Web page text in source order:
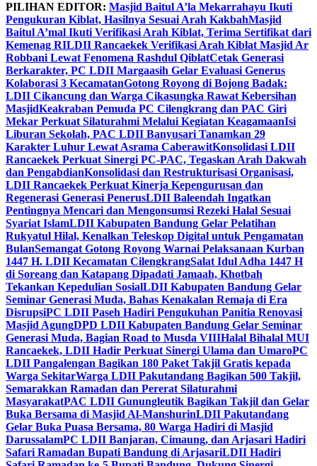
PILIHAN EDITOR: Masjid Baitul A’la Mekarrahayu Ikuti
Pengukuran Kiblat, Hasilnya Sesuai Arah KakbahMasjid
Baitul A’mal Ikuti Verifikasi Arah Kiblat, Terima Sertifikat dari
Kemenag RILDII Rancaekek Verifikasi Arah Kiblat Masjid Ar
Robbani Lewat Fenomena Rashdul QiblatCetak Generasi
Berkarakter, PC LDII Margaasih Gelar Evaluasi Generus
Kolaborasi 3 KecamatanGotong Royong di Bojong Badak:
LDII Cikancung dan Warga Cikasungka Rawat Kebersihan
MasjidKeakraban Pemuda PC Cilengkrang dan PAC Giri
Mekar Perkuat Silaturahmi Melalui Kegiatan KeagamaanIsi
Liburan Sekolah, PAC LDII Banyusari Tanamkan 29
Karakter Luhur Lewat Asrama CaberawitKonsolidasi LDII
Rancaekek Perkuat Sinergi PC-PAC, Tegaskan Arah Dakwah
dan PengabdianKonsolidasi dan Restrukturisasi Organisasi,
LDII Rancaekek Perkuat Kinerja Kepengurusan dan
Regenerasi Generasi PenerusLDII Baleendah Ingatkan
Pentingnya Mencari dan Mengonsumsi Rezeki Halal Sesuai
Syariat IslamLDII Kabupaten Bandung Gelar Pelatihan
Rukyatul Hilal, Kenalkan Teleskop Digital untuk Pengamatan
BulanSemangat Gotong Royong Warnai Pelaksanaan Kurban
1447 H. LDII Kecamatan CilengkrangSalat Idul Adha 1447 H
di Soreang dan Katapang Dipadati Jamaah, Khotbah
Tekankan Kepedulian SosialLDII Kabupaten Bandung Gelar
Seminar Generasi Muda, Bahas Kenakalan Remaja di Era
DisrupsiPC LDII Paseh Hadiri Pengukuhan Panitia Renovasi
Masjid AgungDPD LDII Kabupaten Bandung Gelar Seminar
Generasi Muda, Bagian Road to Musda VIIIHalal Bihalal MUI
Rancaekek, LDII Hadir Perkuat Sinergi Ulama dan UmaroPC
LDII Pangalengan Bagikan 180 Paket Takjil Gratis kepada
Warga SekitarWarga LDII Pakutandang Bagikan 500 Takjil,
Semarakkan Ramadan dan Pererat Silaturahmi
MasyarakatPAC LDII Gunungleutik Bagikan Takjil dan Gelar
Buka Bersama di Masjid Al-ManshurinLDII Pakutandang
Gelar Buka Puasa Bersama, 80 Warga Hadiri di Masjid
DarussalamPC LDII Banjaran, Cimaung, dan Arjasari Hadiri
Safari Ramadan Bupati Bandung di ArjasariLDII Hadiri